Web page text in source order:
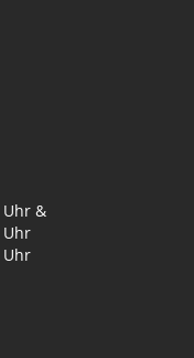
Uhr &
Uhr
Uhr